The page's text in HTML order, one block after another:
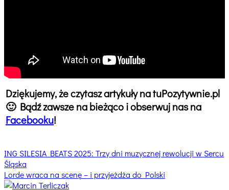
Dziękujemy, że czytasz artykuły na tuPozytywnie.pl
🙂 Bądź zawsze na bieżąco i obserwuj nas na
Facebooku!
Nawigacja
wpisu
ING SILESIA BEATS 2025: Trzy dni muzycznej rewolucji w Sercu
Śląska
Lorde wraca na scenę – i przyjeżdża do Polski